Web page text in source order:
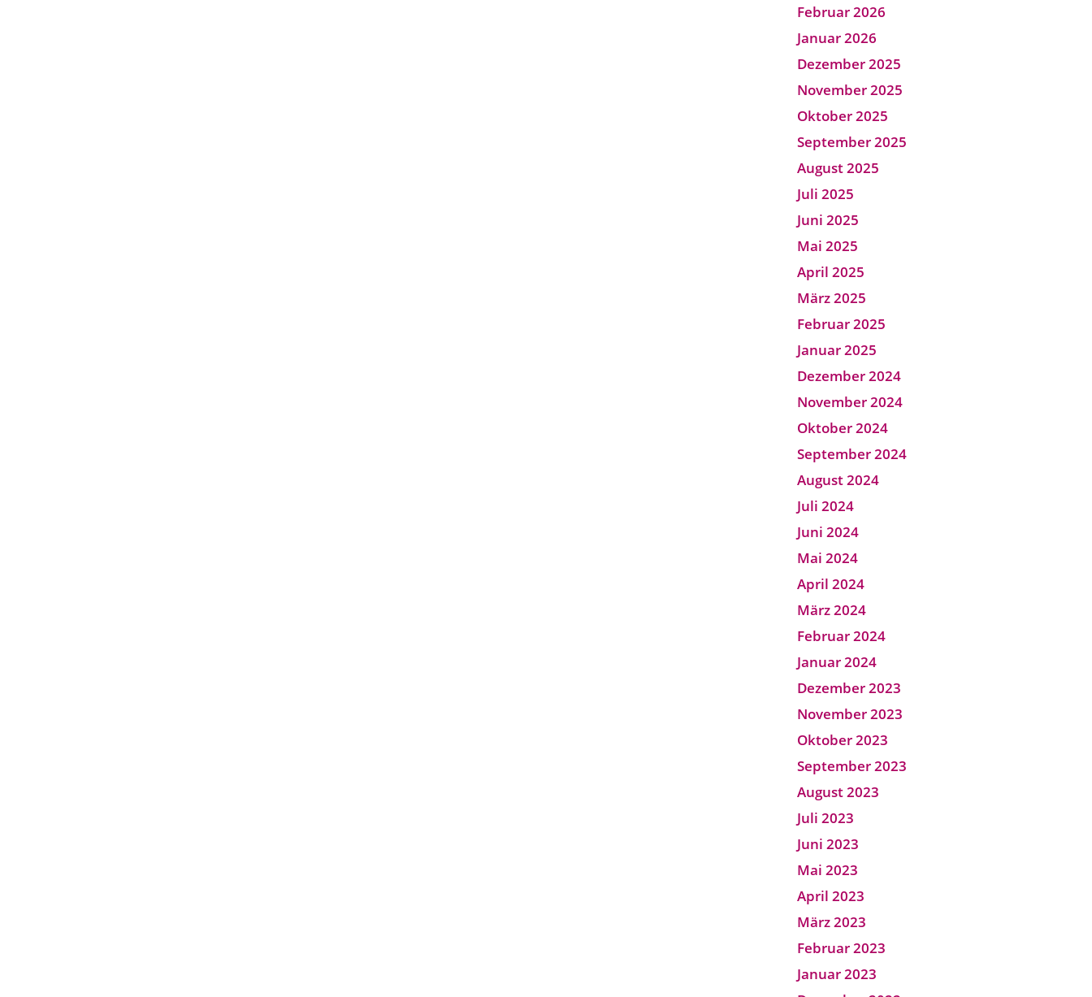
Februar 2026
Januar 2026
Dezember 2025
November 2025
Oktober 2025
September 2025
August 2025
Juli 2025
Juni 2025
Mai 2025
April 2025
März 2025
Februar 2025
Januar 2025
Dezember 2024
November 2024
Oktober 2024
September 2024
August 2024
Juli 2024
Juni 2024
Mai 2024
April 2024
März 2024
Februar 2024
Januar 2024
Dezember 2023
November 2023
Oktober 2023
September 2023
August 2023
Juli 2023
Juni 2023
Mai 2023
April 2023
März 2023
Februar 2023
Januar 2023